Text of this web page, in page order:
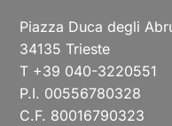
Piazza Duca degli
34135 Trieste
T +39 040-3220551
P.I. 00556780328
C.F. 80016790323